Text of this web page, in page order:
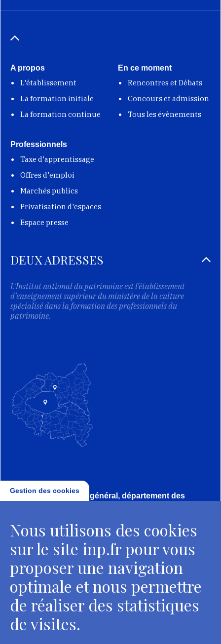
A propos
L'établissement
La formation initiale
La formation continue
En ce moment
Rencontres et Débats
Concours et admission
Tous les évènements
Professionnels
Taxe d'apprentissage
Offres d'emploi
Marchés publics
Privatisation d'espaces
Espace presse
DEUX ADRESSES
L'Institut national du patrimoine est l’établissement
d'enseignement supérieur du ministère de la culture
spécialisé dans la formation des professionnels du
patrimoine.
Direction, secrétariat général, département des
2 rue Vivienne - 75002 Paris
Tél. : + 33 1 44 41 16 41
Contacts
Département des restaurateurs
124 rue Henri Barbusse - 93300 Aubervilliers
Gestion des cookies
Nous utilisons des cookies
sur le site inp.fr pour vous
proposer une navigation
optimale et nous permettre
de réaliser des statistiques
de visites.